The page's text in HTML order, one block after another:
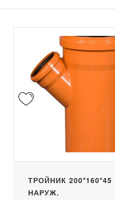
ТРОЙНИК 200*160*45
НАРУЖ.